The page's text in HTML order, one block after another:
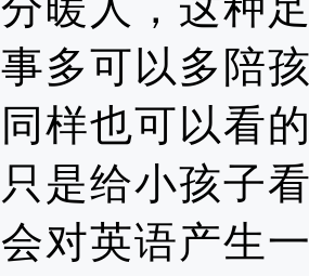
多可以多陪
样也可以看
是给小孩子
对英语产生